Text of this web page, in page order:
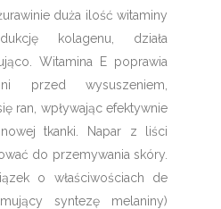
duża ilość witaminy
kolagenu, działa
Witamina E poprawia
przed wysuszeniem,
ran, wpływając efektywnie
tkanki. Napar z liści
do przemywania skóry.
o właściwościach de
syntezę melaniny)